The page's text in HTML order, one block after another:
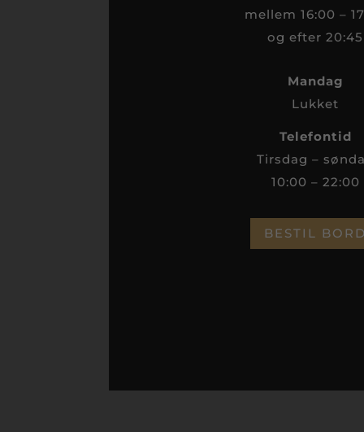
mellem 16:00 –
og efter 20:45
Mandag
Lukket
Telefontid
Tirsdag –
10:00 – 22:00
BESTIL BORD